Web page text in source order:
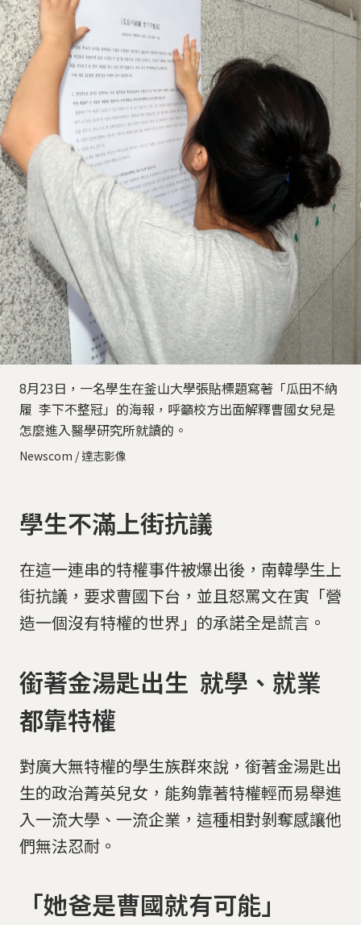
8月23日，一名學生在釜山大學張貼標題寫著「瓜田不納
履 李下不整冠」的海報，呼籲校方出面解釋曹國女兒是
怎麼進入醫學研究所就讀的。
Newscom / 達志影像
學生不滿上街抗議
在這一連串的特權事件被爆出後，南韓學生上
街抗議，要求曹國下台，並且怒罵文在寅「營
造一個沒有特權的世界」的承諾全是謊言。
銜著金湯匙出生 就學、就業
都靠特權
對廣大無特權的學生族群來說，銜著金湯匙出
生的政治菁英兒女，能夠靠著特權輕而易舉進
入一流大學、一流企業，這種相對剝奪感讓他
們無法忍耐。
「她爸是曹國就有可能」